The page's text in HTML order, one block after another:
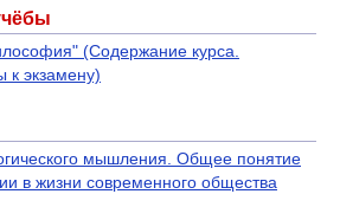
(Содержание курса.
к экзамену)
мышления. Общее понятие
в жизни современного общества